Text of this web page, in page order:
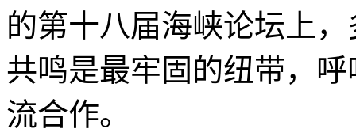
的第十八届海峡论坛上
共鸣是最牢固的纽带，
流合作。